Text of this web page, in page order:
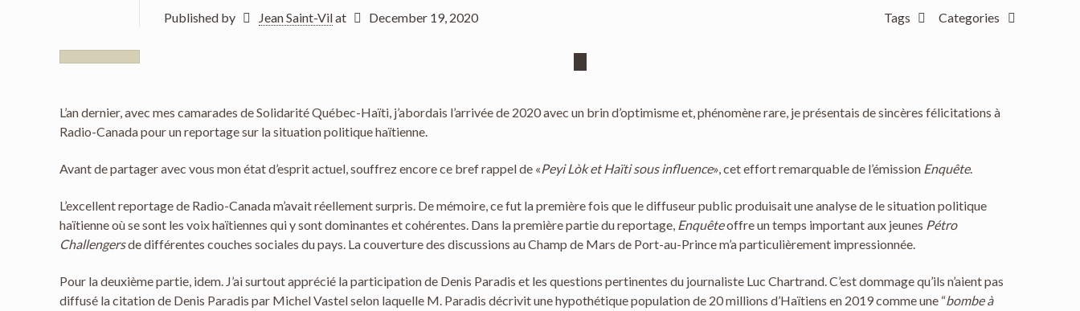
Published by Jean Saint-Vilat December 19, 2020 Categories
Tags
L’an dernier, avec mes camarades de Solidarité Québec-Haïti, j’abordais l’arrivée de 2020 avec un brin d’optimisme et, phénomène rare, je présentais de sincères félicitations à
Radio-Canada pour un reportage sur la situation politique haïtienne.
Avant de partager avec vous mon état d’esprit actuel, souffrez encore ce bref rappel de «Peyi Lòk et Haïti sous influence», cet effort remarquable de l’émission Enquête.
L’excellent reportage de Radio-Canada m’avait réellement surpris. De mémoire, ce fut la première fois que le diffuseur public produisait une analyse de le situation politique
haïtienne où se sont les voix haïtiennes qui y sont dominantes et cohérentes. Dans la première partie du reportage, Enquêteoffre un temps important aux jeunes Pétro
Challengersde différentes couches sociales du pays. La couverture des discussions au Champ de Mars de Port-au-Prince m’a particulièrement impressionnée.
Pour la deuxième partie, idem. J’ai surtout apprécié la participation de Denis Paradis et les questions pertinentes du journaliste Luc Chartrand. C’est dommage qu’ils n’aient pas
diffusé la citation de Denis Paradis par Michel Vastel selon laquelle M. Paradis décrivit une hypothétique population de 20 millions d’Haïtiens en 2019 comme une “bombe à